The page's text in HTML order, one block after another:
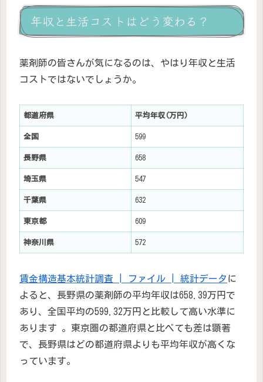
年収と生活コストはどう変わる？
薬剤師の皆さんが気になるのは、やはり年収と生活
コストではないでしょうか。
都道府県 平均年収(万円)
全国 599
長野県 658
埼玉県 547
千葉県 632
東京都 609
神奈川県 572
賃金構造基本統計調査 | ファイル | 統計データ に
よると、長野県の薬剤師の平均年収は658.39万円で
あり、全国平均の599.32万円と比較して高い水準に
あります 。東京圏の都道府県と比べても差は顕著
で、長野県はどの都道府県よりも平均年収が高くな
っています。